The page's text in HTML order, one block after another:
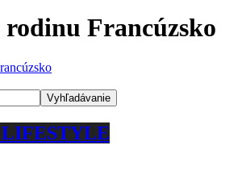
rodinu Francúzsko